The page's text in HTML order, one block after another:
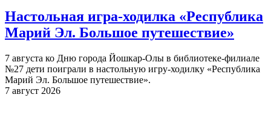
Настольная игра-ходилка «Республика
Марий Эл. Большое путешествие»
7 августа ко Дню города Йошкар-Олы в библиотеке-филиале
№27 дети поиграли в настольную игру-ходилку «Республика
Марий Эл. Большое путешествие».
7 август 2026